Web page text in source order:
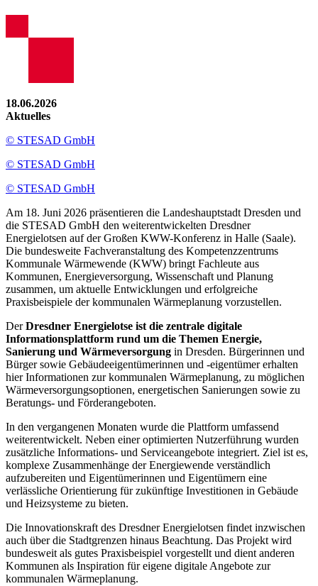
18.06.2026
Aktuelles
© STESAD GmbH
© STESAD GmbH
© STESAD GmbH
Am 18. Juni 2026 präsentieren die Landeshauptstadt Dresden und
die STESAD GmbH den weiterentwickelten Dresdner
Energielotsen auf der Großen KWW-Konferenz in Halle (Saale).
Die bundesweite Fachveranstaltung des Kompetenzzentrums
Kommunale Wärmewende (KWW) bringt Fachleute aus
Kommunen, Energieversorgung, Wissenschaft und Planung
zusammen, um aktuelle Entwicklungen und erfolgreiche
Praxisbeispiele der kommunalen Wärmeplanung vorzustellen.
DerDresdner Energielotse ist die zentrale digitale
Informationsplattform rund um die Themen Energie,
Sanierung und Wärmeversorgung in Dresden. Bürgerinnen und
Bürger sowie Gebäudeeigentümerinnen und -eigentümer erhalten
hier Informationen zur kommunalen Wärmeplanung, zu möglichen
Wärmeversorgungsoptionen, energetischen Sanierungen sowie zu
Beratungs- und Förderangeboten.
In den vergangenen Monaten wurde die Plattform umfassend
weiterentwickelt. Neben einer optimierten Nutzerführung wurden
zusätzliche Informations- und Serviceangebote integriert. Ziel ist es,
komplexe Zusammenhänge der Energiewende verständlich
aufzubereiten und Eigentümerinnen und Eigentümern eine
verlässliche Orientierung für zukünftige Investitionen in Gebäude
und Heizsysteme zu bieten.
Die Innovationskraft des Dresdner Energielotsen findet inzwischen
auch über die Stadtgrenzen hinaus Beachtung. Das Projekt wird
bundesweit als gutes Praxisbeispiel vorgestellt und dient anderen
Kommunen als Inspiration für eigene digitale Angebote zur
kommunalen Wärmeplanung.